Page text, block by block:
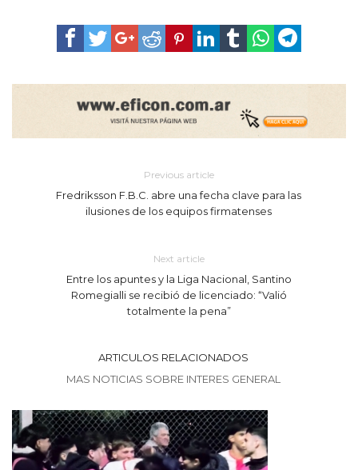
Previous article
Fredriksson F.B.C. abre una fecha clave para las
ilusiones de los equipos firmatenses
Next article
Entre los apuntes y la Liga Nacional, Santino
Romegialli se recibió de licenciado: “Valió
totalmente la pena”
ARTICULOS RELACIONADOS
MAS NOTICIAS SOBRE INTERES GENERAL